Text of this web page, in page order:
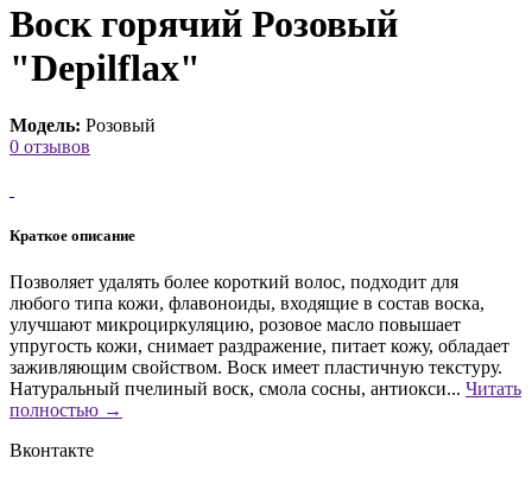
Воск горячий Розовый
"Depilflax"
Модель: Розовый
0 отзывов
Краткое описание
Позволяет удалять более короткий волос, подходит для
любого типа кожи, флавоноиды, входящие в состав воска,
улучшают микроциркуляцию, розовое масло повышает
упругость кожи, снимает раздражение, питает кожу, обладает
заживляющим свойством. Воск имеет пластичную текстуру.
Натуральный пчелиный воск, смола сосны, антиокси... Читать
полностью →
Вконтакте